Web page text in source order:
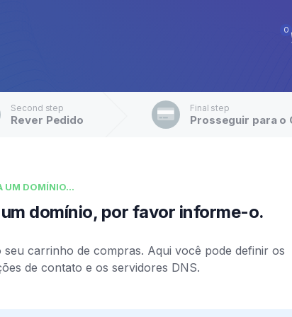
0
Você não tem
Second step
Rever Pedido
Final step
Prosseguir para o
UM DOMÍNIO...
domínio, por favor informe-o.
carrinho de compras. Aqui você pode definir os
de contato e os servidores DNS.